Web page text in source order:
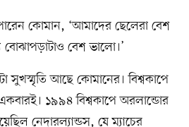
কোমান, ‘আমাদের ছেলেরা বেশ
বেশ ভালো।’
সুখস্মৃতি আছে কোমানের। বিশ্বকাপে
১৯৯৪ বিশ্বকাপে অরলান্ডোর
নেদারল্যান্ডস, যে ম্যাচের